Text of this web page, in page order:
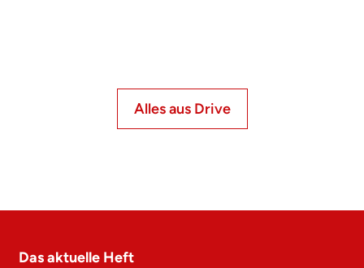
Alles aus Drive
Das aktuelle Heft